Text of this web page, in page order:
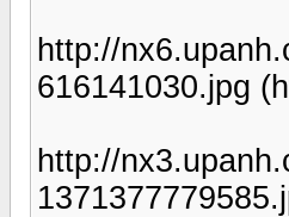
http://
616141030.jpg
http://